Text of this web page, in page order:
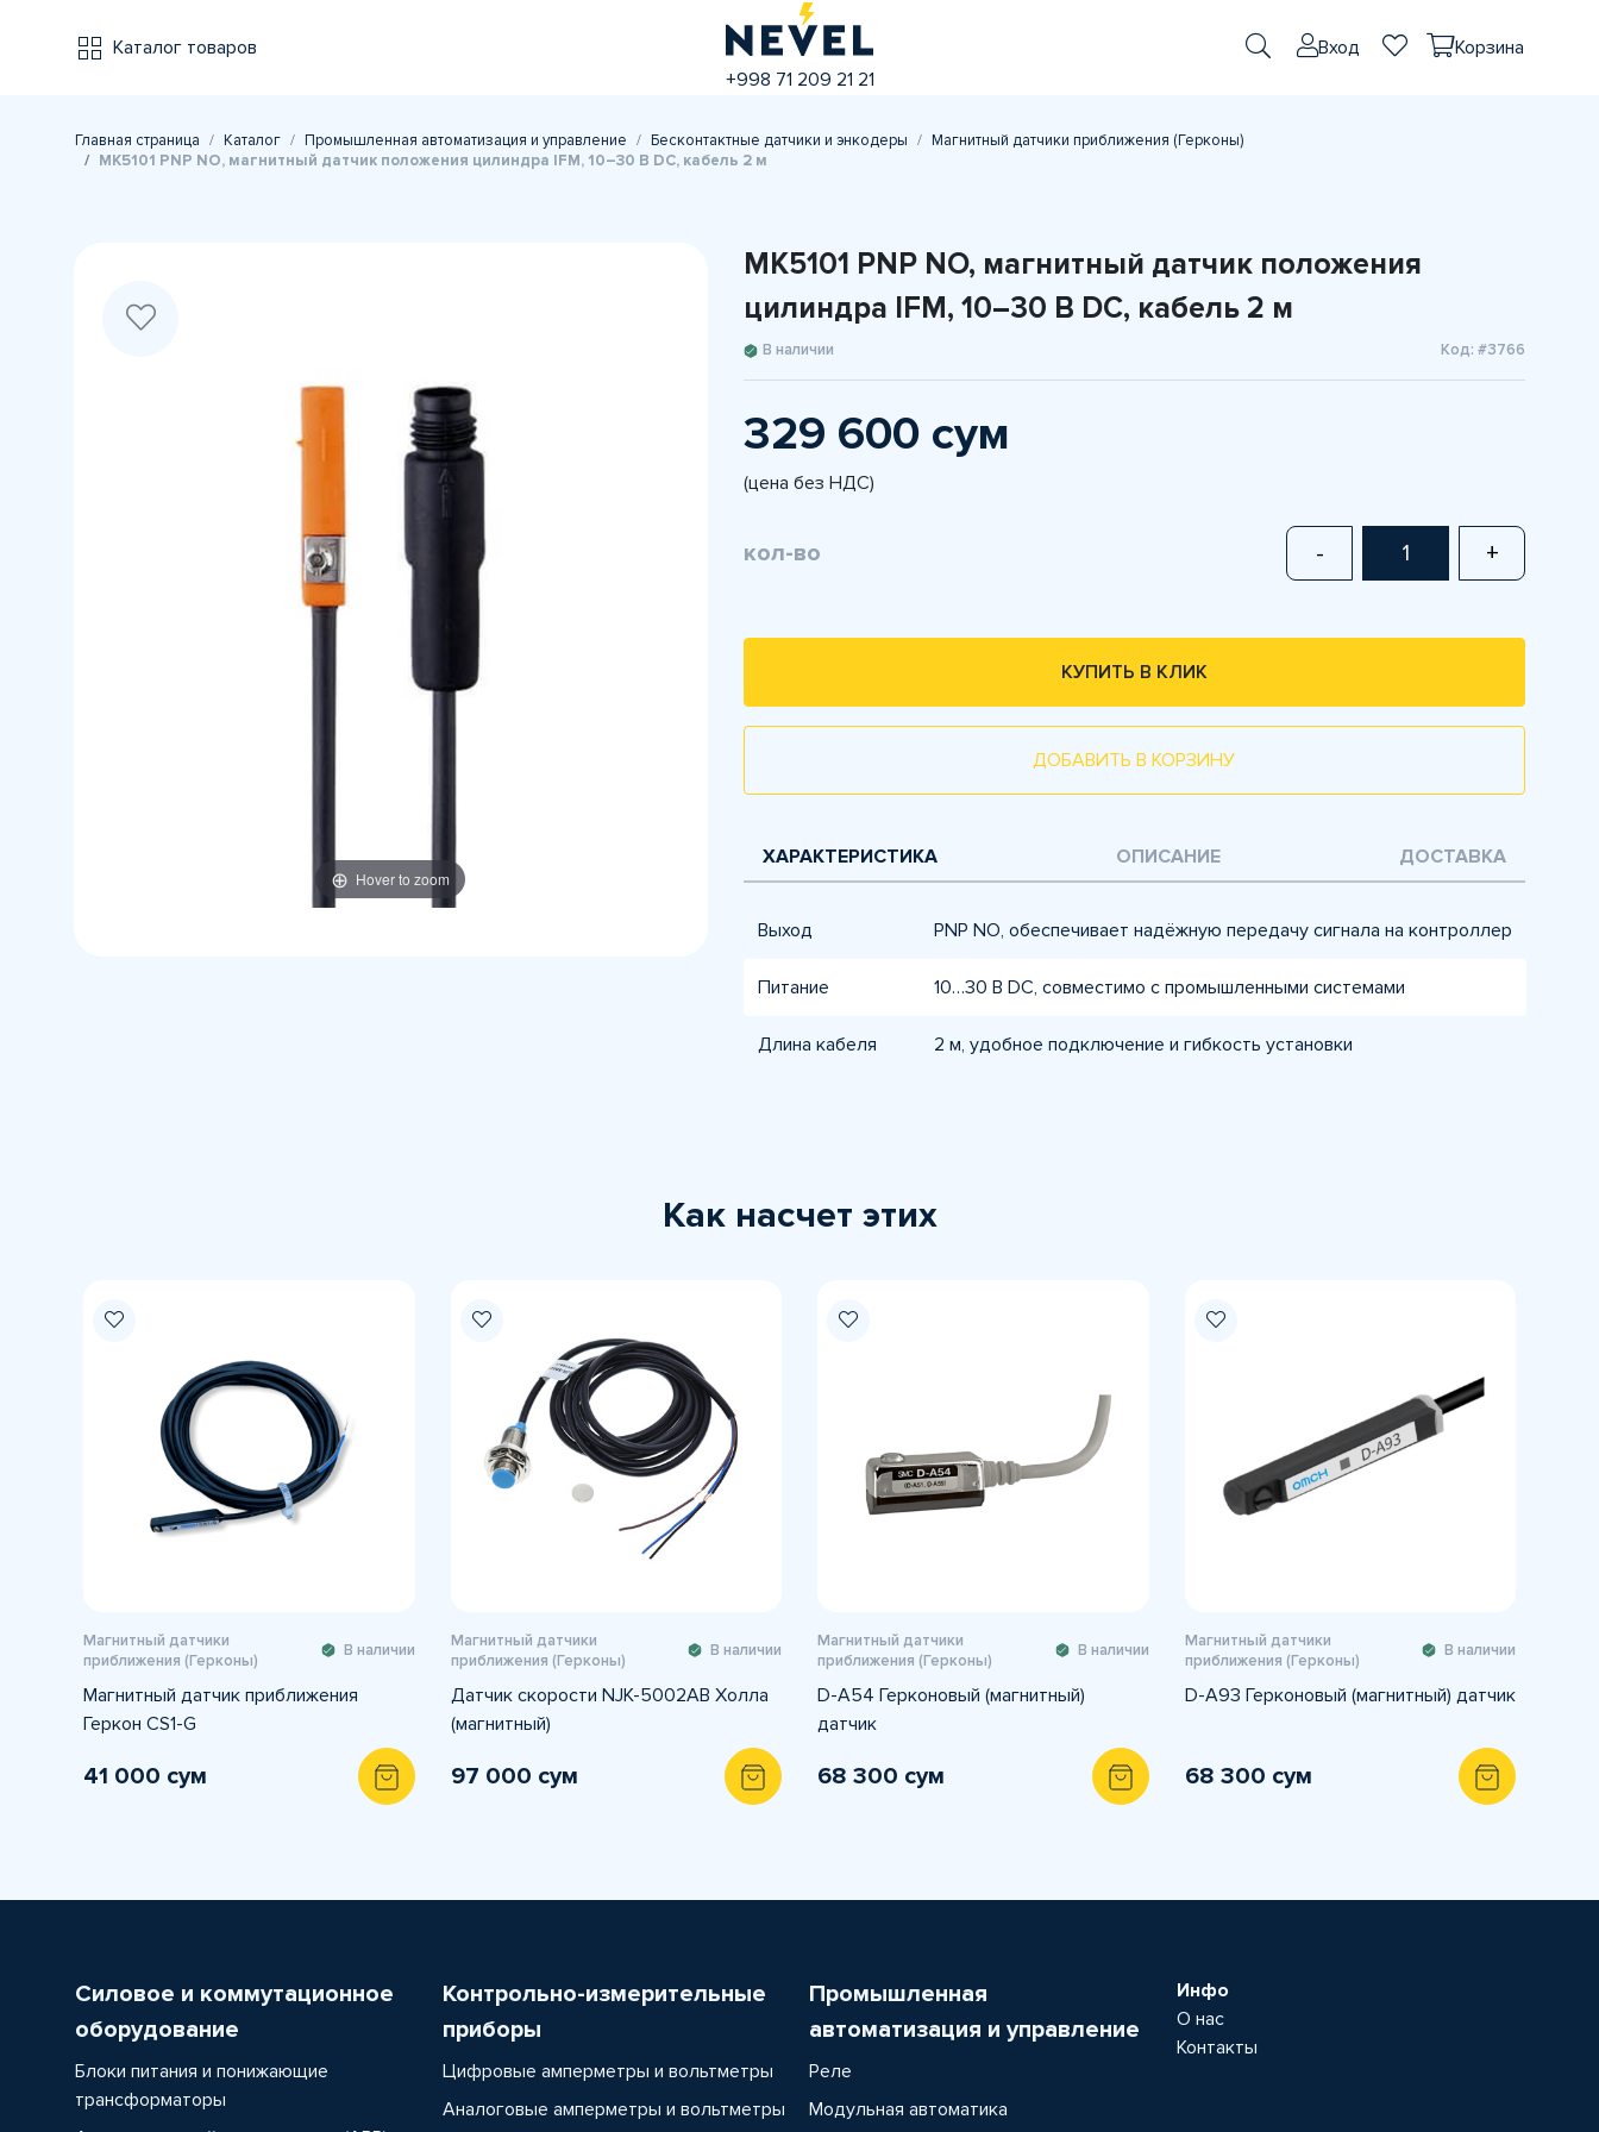
Каталог товаров
+998 71 209 21 21
Вход Корзина
Главная страница Каталог Промышленная автоматизация и управление Бесконтактные датчики и энкодеры
Магнитный датчики приближения (Герконы)
MK5101 PNP NO, магнитный датчик положения цилиндра IFM, 10–30 В DC, кабель 2 м
Hover to zoom
MK5101 PNP NO, магнитный датчик положения
цилиндра IFM, 10–30 В DC, кабель 2 м
В наличии Код: #3766
329 600 сум
(цена без НДС)
кол-во - +
КУПИТЬ В КЛИК
ДОБАВИТЬ В КОРЗИНУ
ХАРАКТЕРИСТИКА ОПИСАНИЕ ДОСТАВКА
Выход PNP NO, обеспечивает надёжную передачу сигнала на контроллер
Питание 10…30 В DC, совместимо с промышленными системами
Длина кабеля 2 м, удобное подключение и гибкость установки
Как насчет этих
Магнитный датчики
приближения (Герконы)
В наличии
Магнитный датчик приближения
Геркон CS1-G
41 000 сум
Магнитный датчики
приближения (Герконы)
В наличии
Датчик скорости NJK-5002AB Холла
(магнитный)
97 000 сум
Магнитный датчики
приближения (Герконы)
В наличии
D-A54 Герконовый (магнитный)
датчик
68 300 сум
Магнитный датчики
приближения (Герконы)
В наличии
D-A93 Герконовый (магнитный) датчик
68 300 сум
Силовое и коммутационное
оборудование
Блоки питания и понижающие
трансформаторы
Контрольно-измерительные
приборы
Цифровые амперметры и вольтметры
Аналоговые амперметры и вольтметры
Промышленная
автоматизация и управление
Реле
Модульная автоматика
Инфо
О нас
Контакты